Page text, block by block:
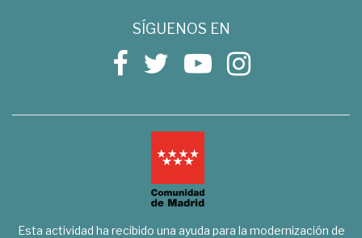
SÍGUENOS EN
Esta actividad ha recibido una ayuda para la modernización de